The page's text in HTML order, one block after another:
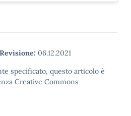
Revisione: 06.12.2021
specificato, questo articolo è
Creative Commons